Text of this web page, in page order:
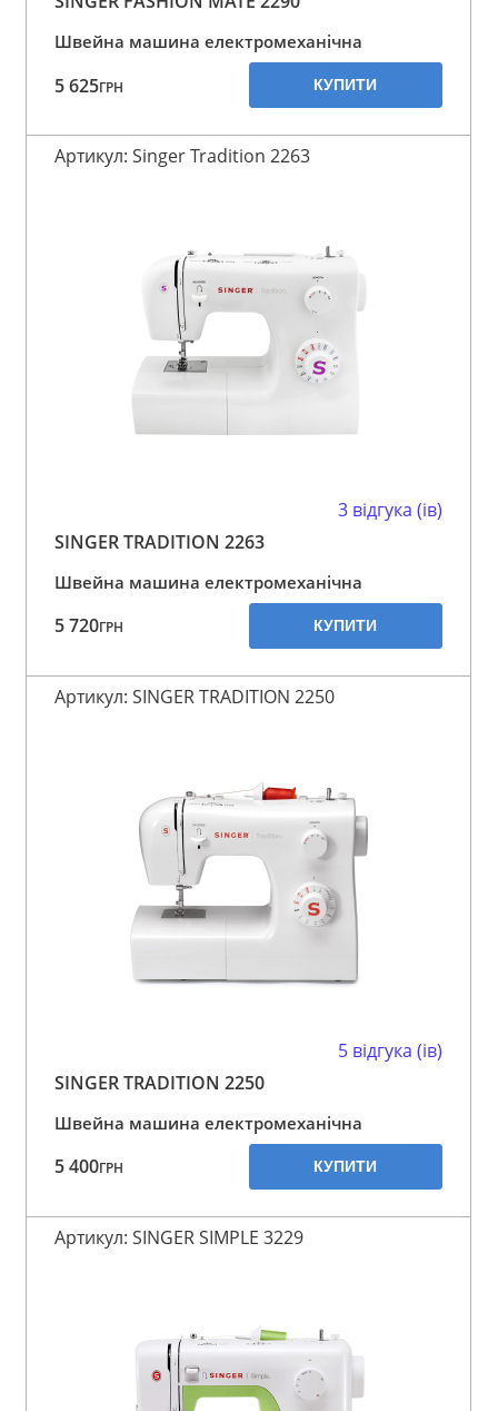
Швейна машина електромеханічна
5 625ГРН КУПИТИ
Артикул: Singer Tradition 2263
3 відгука (ів)
SINGER TRADITION 2263
Швейна машина електромеханічна
5 720ГРН КУПИТИ
Артикул: SINGER TRADITION 2250
5 відгука (ів)
SINGER TRADITION 2250
Швейна машина електромеханічна
5 400ГРН КУПИТИ
Артикул: SINGER SIMPLE 3229